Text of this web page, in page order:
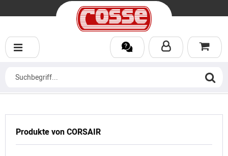
Produkte von CORSAIR